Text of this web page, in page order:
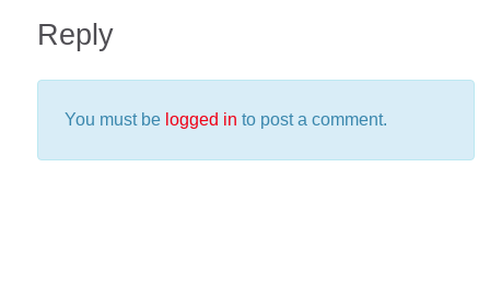
Reply
You must be logged in to post a comment.